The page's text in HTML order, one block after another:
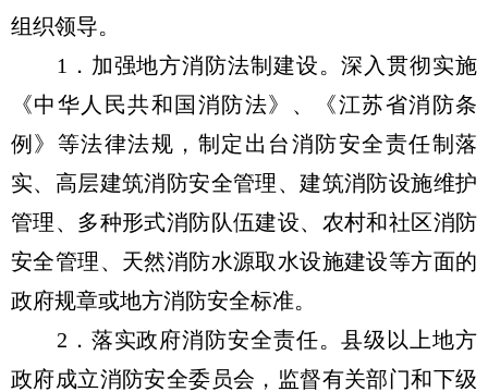
组织领导。
1．加强地方消防法制建设。深入贯彻实施
《中华人民共和国消防法》、《江苏省消防条
例》等法律法规，制定出台消防安全责任制落
实、高层建筑消防安全管理、建筑消防设施维护
管理、多种形式消防队伍建设、农村和社区消防
安全管理、天然消防水源取水设施建设等方面的
政府规章或地方消防安全标准。
2．落实政府消防安全责任。县级以上地方
政府成立消防安全委员会，监督有关部门和下级